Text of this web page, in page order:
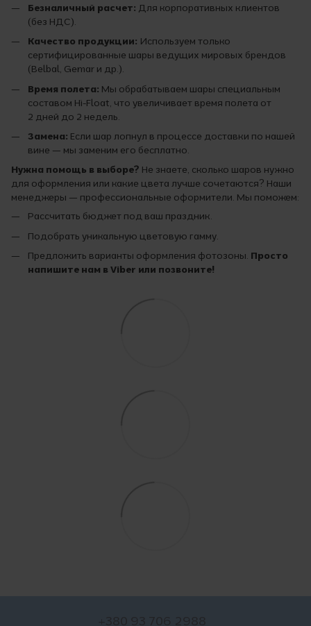
Безналичный расчет: Для корпоративных клиентов
(без НДС).
Качество продукции: Используем только
сертифицированные шары ведущих мировых брендов
(Belbal, Gemar и др.).
Время полета: Мы обрабатываем шары специальным
составом Hi-Float, что увеличивает время полета от
2 дней до 2 недель.
Замена: Если шар лопнул в процессе доставки по нашей
вине — мы заменим его бесплатно.
Нужна помощь в выборе? Не знаете, сколько шаров нужно
для оформления или какие цвета лучше сочетаются? Наши
менеджеры — профессиональные оформители. Мы поможем:
Рассчитать бюджет под ваш праздник.
Подобрать уникальную цветовую гамму.
Предложить варианты оформления фотозоны. Просто
напишите нам в Viber или позвоните!